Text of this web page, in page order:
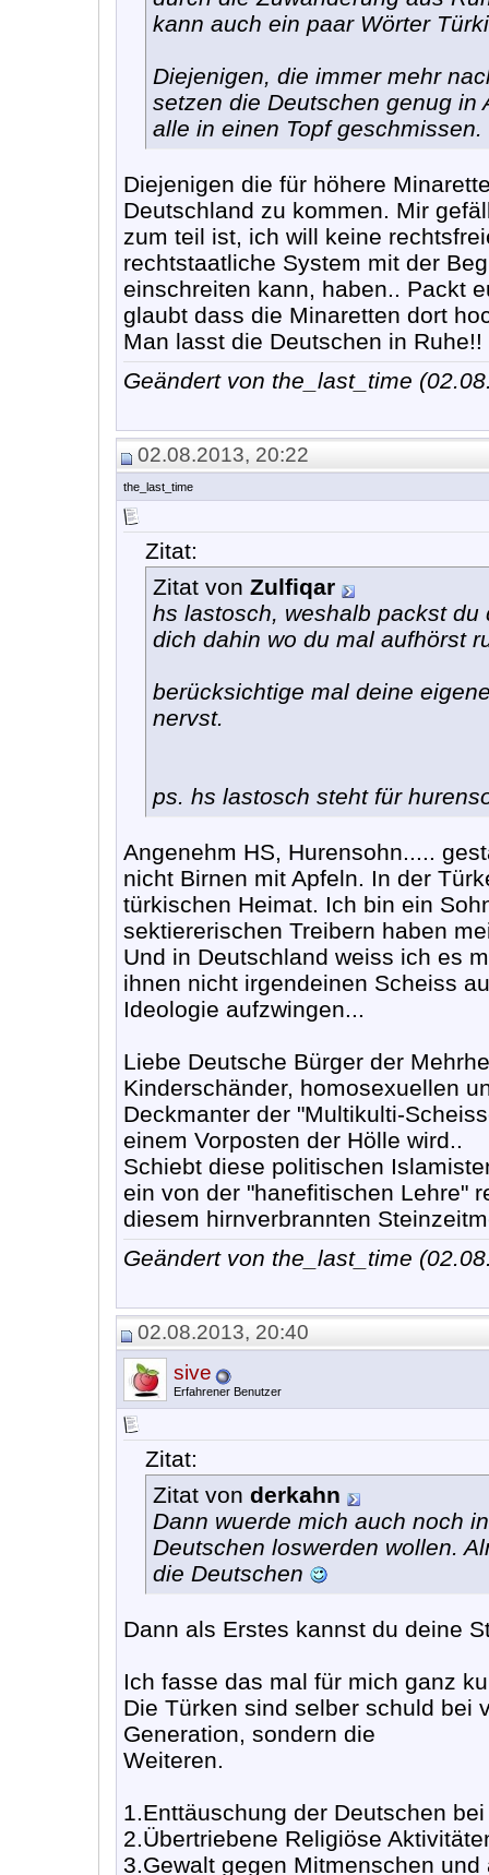
kann auch ein paar Wörter
Diejenigen, die immer mehr
setzen die Deutschen genug in
alle in einen Topf geschmissen.
Diejenigen die für höhere
Deutschland zu kommen. Mir
zum teil ist, ich will keine
rechtstaatliche System mit der
einschreiten kann, haben.. Packt
glaubt dass die Minaretten dort
Man lasst die Deutschen in Ruhe!!
Geändert von the_last_time
02.08.2013, 20:22
the_last_time
Zitat:
Zitat von Zulfiqar
hs lastosch, weshalb packst
dich dahin wo du mal aufhörst
berücksichtige mal deine
nervst.
ps. hs lastosch steht für
Angenehm HS, Hurensohn.....
nicht Birnen mit Apfeln. In der
türkischen Heimat. Ich bin ein
sektiererischen Treibern haben
Und in Deutschland weiss ich es
ihnen nicht irgendeinen Scheiss
Ideologie aufzwingen...
Liebe Deutsche Bürger der
Kinderschänder, homosexuellen
Deckmanter der "Multikulti-
einem Vorposten der Hölle wird..
Schiebt diese politischen
ein von der "hanefitischen Lehre"
diesem hirnverbrannten
Geändert von the_last_time
02.08.2013, 20:40
sive
Erfahrener Benutzer
Zitat:
Zitat von derkahn
Dann wuerde mich auch noch
Deutschen loswerden wollen.
die Deutschen
Dann als Erstes kannst du deine
Ich fasse das mal für mich ganz
Die Türken sind selber schuld bei
Generation, sondern die
Weiteren.
1.Enttäuschung der Deutschen
2.Übertriebene Religiöse
3.Gewalt gegen Mitmenschen